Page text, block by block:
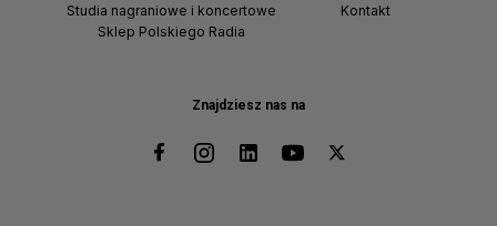
Znajdziesz nas na
Studia nagraniowe i koncertowe
Sklep Polskiego Radia
Kontakt